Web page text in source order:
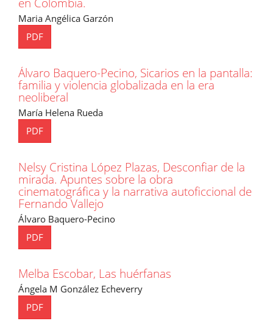
Maria Angélica Garzón
PDF
Álvaro Baquero-Pecino, Sicarios en la pantalla:
familia y violencia globalizada en la era
neoliberal
María Helena Rueda
PDF
Nelsy Cristina López Plazas, Desconfiar de la
mirada. Apuntes sobre la obra
cinematográfica y la narrativa autoficcional de
Fernando Vallejo
Álvaro Baquero-Pecino
PDF
Melba Escobar, Las huérfanas
Ángela M González Echeverry
PDF